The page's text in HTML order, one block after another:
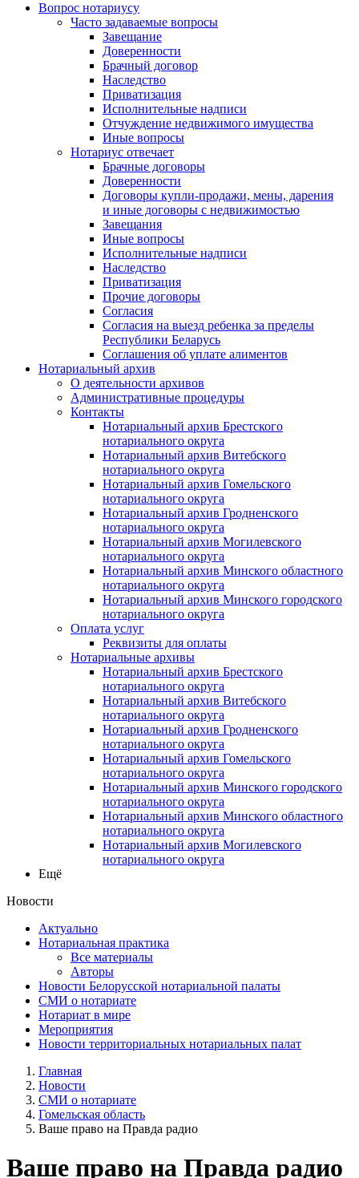
Вопрос нотариусу
Часто задаваемые вопросы
Завещание
Доверенности
Брачный договор
Наследство
Приватизация
Исполнительные надписи
Отчуждение недвижимого имущества
Иные вопросы
Нотариус отвечает
Брачные договоры
Доверенности
Договоры купли-продажи, мены, дарения
и иные договоры с недвижимостью
Завещания
Иные вопросы
Исполнительные надписи
Наследство
Приватизация
Прочие договоры
Согласия
Согласия на выезд ребенка за пределы
Республики Беларусь
Соглашения об уплате алиментов
Нотариальный архив
О деятельности архивов
Административные процедуры
Контакты
Нотариальный архив Брестского
нотариального округа
Нотариальный архив Витебского
нотариального округа
Нотариальный архив Гомельского
нотариального округа
Нотариальный архив Гродненского
нотариального округа
Нотариальный архив Могилевского
нотариального округа
Нотариальный архив Минского областного
нотариального округа
Нотариальный архив Минского городского
нотариального округа
Оплата услуг
Реквизиты для оплаты
Нотариальные архивы
Нотариальный архив Брестского
нотариального округа
Нотариальный архив Витебского
нотариального округа
Нотариальный архив Гродненского
нотариального округа
Нотариальный архив Гомельского
нотариального округа
Нотариальный архив Минского городского
нотариального округа
Нотариальный архив Минского областного
нотариального округа
Нотариальный архив Могилевского
нотариального округа
Ещё
Новости
Актуально
Нотариальная практика
Все материалы
Авторы
Новости Белорусской нотариальной палаты
СМИ о нотариате
Нотариат в мире
Мероприятия
Новости территориальных нотариальных палат
Главная
Новости
СМИ о нотариате
Гомельская область
Ваше право на Правда радио
Ваше право на Правда радио